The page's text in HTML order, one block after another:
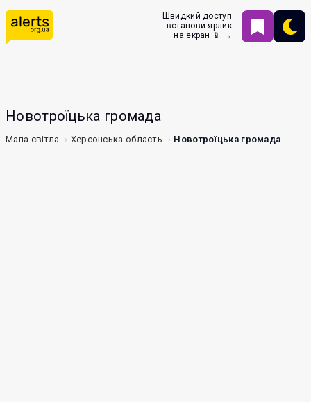
Швидкий доступ
встанови ярлик
на екран 📱 →
Новотроїцька громада
Мапа світла Херсонська область Новотроїцька громада